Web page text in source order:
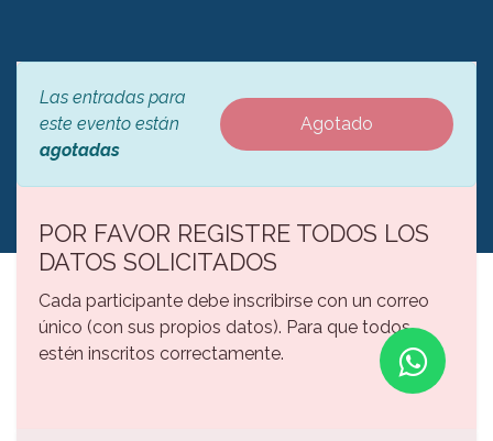
Las entradas para
este evento están
agotadas
Agotado
POR FAVOR REGISTRE TODOS LOS
DATOS SOLICITADOS
Cada participante debe inscribirse con un correo
único (con sus propios datos). Para que todos
estén inscritos correctamente.